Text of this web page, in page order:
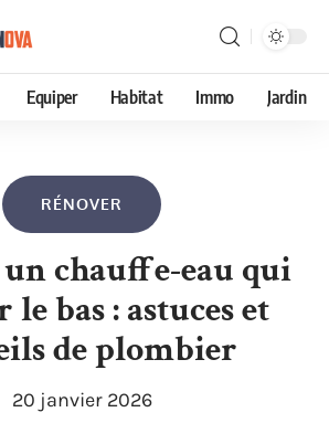
Equiper Habitat Immo Jardin
RÉNOVER
chauffe-eau qui
bas : astuces et
de plombier
20 janvier 2026